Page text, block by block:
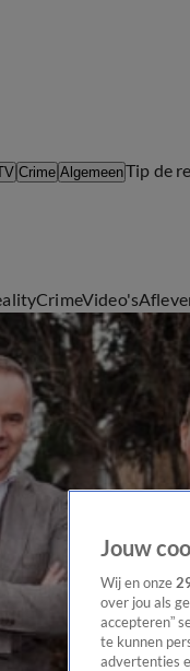
Crime AlgemeenTip de
CrimeVideo's
Jouw
Wij en onze
over jou als
accepteren”
te kunnen
advertenties